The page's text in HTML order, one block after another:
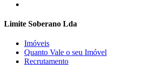
Limite Soberano Lda
Imóveis
Quanto Vale o seu Imóvel
Recrutamento